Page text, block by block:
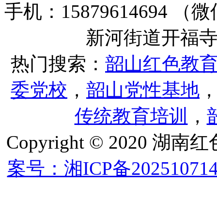
手机：15879614694 （
新河街道开福
热门搜索： 韶山红色教
委党校 ， 韶山党性基地
传统教育培训
，
Copyright © 2020 湖南
案号：湘ICP备